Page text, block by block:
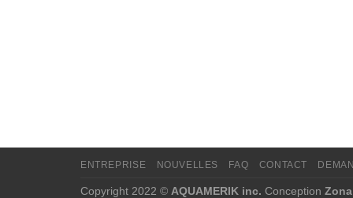
ENTREPRISE NOUVELLES FAQ CONTACT
Copyright 2022 © AQUAMERIK inc. Conception